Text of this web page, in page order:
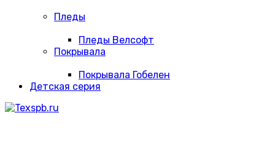
Пледы
Пледы Велсофт
Покрывала
Покрывала Гобелен
Детская серия